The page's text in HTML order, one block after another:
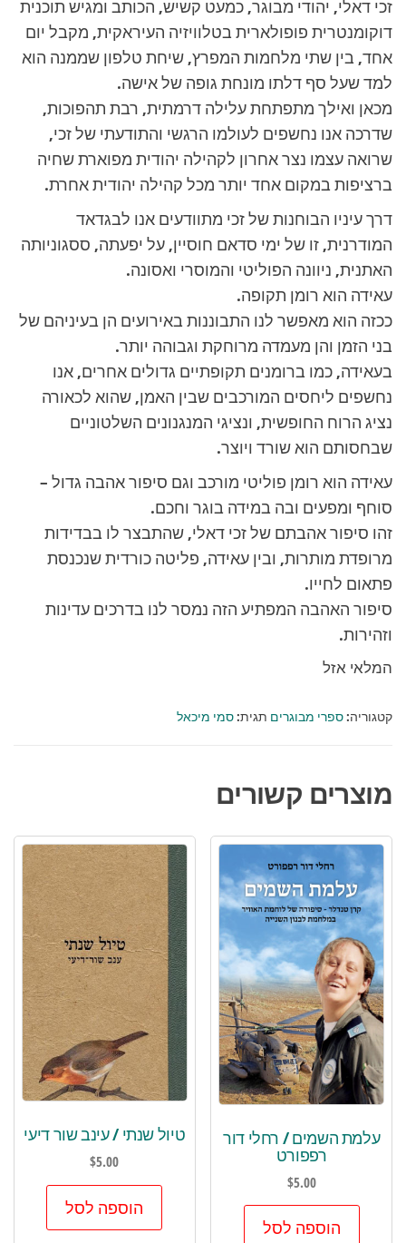
זכי דאלי, יהודי מבוגר, כמעט קשיש, הכותב ומגיש תוכנית
דוקומנטרית פופולארית בטלוויזיה העיראקית, מקבל יום
אחד, בין שתי מלחמות המפרץ, שיחת טלפון שממנה הוא
למד שעל סף דלתו מונחת גופה של אישה.
מכאן ואילך מתפתחת עלילה דרמתית, רבת תהפוכות,
שדרכה אנו נחשפים לעולמו הרגשי והתודעתי של זכי,
שרואה עצמו נצר אחרון לקהילה יהודית מפוארת שחיה
ברציפות במקום אחד יותר מכל קהילה יהודית אחרת.
דרך עיניו הבוחנות של זכי מתוודעים אנו לבגדאד
המודרנית, זו של ימי סדאם חוסיין, על יפעתה, ססגוניותה
האתנית, ניוונה הפוליטי והמוסרי ואסונה.
עאידה הוא רומן תקופה.
ככזה הוא מאפשר לנו התבוננות באירועים הן בעיניהם של
בני הזמן והן מעמדה מרוחקת וגבוהה יותר.
בעאידה, כמו ברומנים תקופתיים גדולים אחרים, אנו
נחשפים ליחסים המורכבים שבין האמן, שהוא לכאורה
נציג הרוח החופשית, ונציגי המנגנונים השלטוניים
שבחסותם הוא שורד ויוצר.
עאידה הוא רומן פוליטי מורכב וגם סיפור אהבה גדול –
סוחף ומפעים ובה במידה בוגר וחכם.
זהו סיפור אהבתם של זכי דאלי, שהתבצר לו בבדידות
מרופדת מותרות, ובין עאידה, פליטה כורדית שנכנסת
פתאום לחייו.
סיפור האהבה המפתיע הזה נמסר לנו בדרכים עדינות
וזהירות.
המלאי אזל
קטגוריה:ספרי מבוגרים תגית:סמי מיכאל
מוצרים קשורים
עלמת השמים / רחלי דור
רפפורט
$5.00
הוספה לסל
טיול שנתי / עינב שור דיעי
$5.00
הוספה לסל